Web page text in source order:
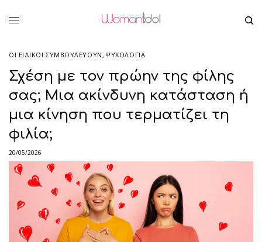
ΟΙ ΕΙΔΙΚΟΊ ΣΥΜΒΟΥΛΕΎΟΥΝ , ΨΥΧΟΛΟΓΙΑ
Σχέση με τον πρώην της φίλης
σας; Μια ακίνδυνη κατάσταση ή
μια κίνηση που τερματίζει τη
φιλία;
20/05/2026